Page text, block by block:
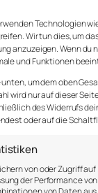
Technologien
Wir tun dies, um
anzuzeigen. Wenn
und Funktionen
um dem oben
wird nur auf dieser
des Widerrufs
oder auf die
von oder Zugriff
der Performance